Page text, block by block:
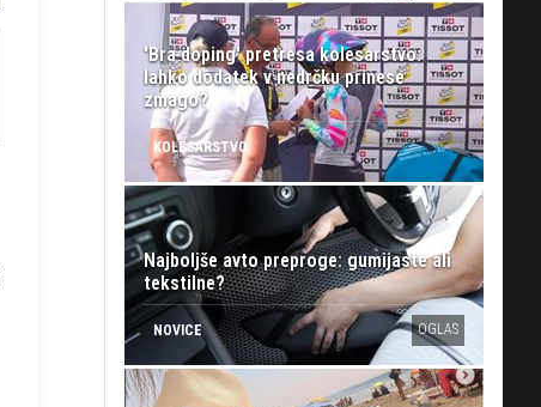
'Bra doping' pretresa kolesarstvo:
lahko dodatek v nedrčku prinese
zmago?
KOLESARSTVO
Najboljše avto preproge: gumijaste ali
tekstilne?
NOVICE OGLAS